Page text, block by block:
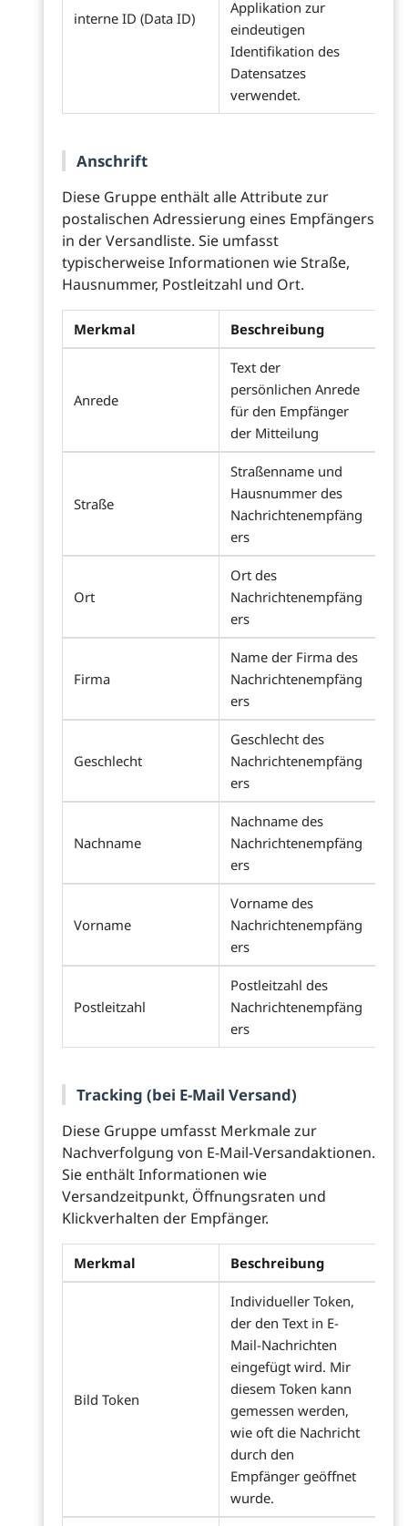
interne ID (Data ID)
Applikation zur
eindeutigen
Identifikation des
Datensatzes
verwendet.
Anschrift
Diese Gruppe enthält alle Attribute zur
postalischen Adressierung eines Empfängers
in der Versandliste. Sie umfasst
typischerweise Informationen wie Straße,
Hausnummer, Postleitzahl und Ort.
Merkmal Beschreibung
Anrede
Text der
persönlichen Anrede
für den Empfänger
der Mitteilung
Straße
Straßenname und
Hausnummer des
Nachrichtenempfäng
ers
Ort
Ort des
Nachrichtenempfäng
ers
Firma
Name der Firma des
Nachrichtenempfäng
ers
Geschlecht
Geschlecht des
Nachrichtenempfäng
ers
Nachname
Nachname des
Nachrichtenempfäng
ers
Vorname
Vorname des
Nachrichtenempfäng
ers
Postleitzahl
Postleitzahl des
Nachrichtenempfäng
ers
Tracking (bei E-Mail Versand)
Diese Gruppe umfasst Merkmale zur
Nachverfolgung von E-Mail-Versandaktionen.
Sie enthält Informationen wie
Versandzeitpunkt, Öffnungsraten und
Klickverhalten der Empfänger.
Merkmal Beschreibung
Bild Token
Individueller Token,
der den Text in E-
Mail-Nachrichten
eingefügt wird. Mir
diesem Token kann
gemessen werden,
wie oft die Nachricht
durch den
Empfänger geöffnet
wurde.